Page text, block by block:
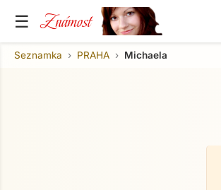
☰ Známost
Seznamka PRAHA Michaela